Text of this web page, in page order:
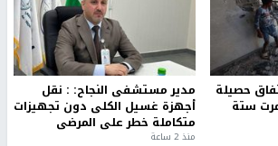
حصيلة
ستة
مدير مستشفى النجاح: : نقل
أجهزة غسيل الكلى دون تجهيزات
متكاملة خطر على المرضى
منذ 2 ساعة